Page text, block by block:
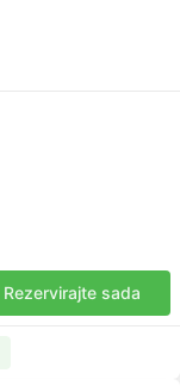
Rezervirajte sada